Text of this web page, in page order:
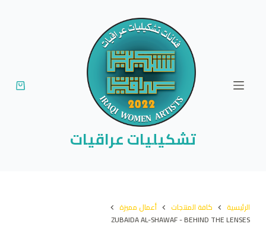
تشكيليات عراقيات
الرئيسية كافة المنتجات
أعمال مميزة
ZUBAIDA AL-SHAWAF - BEHIND THE LENSES